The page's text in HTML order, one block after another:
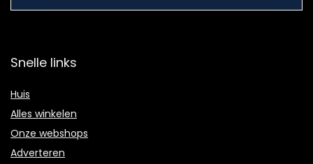
Snelle links
Huis
Alles winkelen
Onze webshops
Adverteren